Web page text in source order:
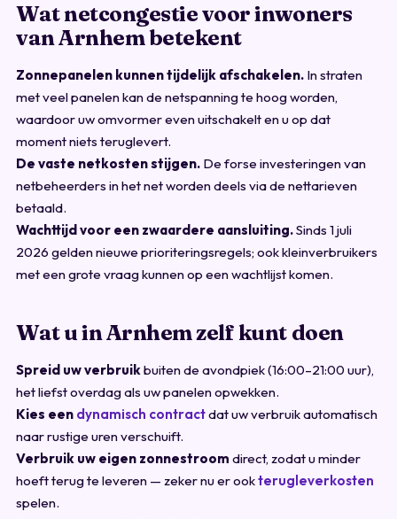
Wat netcongestie voor inwoners
van Arnhem betekent
Zonnepanelen kunnen tijdelijk afschakelen. In straten
met veel panelen kan de netspanning te hoog worden,
waardoor uw omvormer even uitschakelt en u op dat
moment niets teruglevert.
De vaste netkosten stijgen. De forse investeringen van
netbeheerders in het net worden deels via de nettarieven
betaald.
Wachttijd voor een zwaardere aansluiting.Sinds 1 juli
2026 gelden nieuwe prioriteringsregels; ook kleinverbruikers
met een grote vraag kunnen op een wachtlijst komen.
Wat u in Arnhem zelf kunt doen
Spreid uw verbruikbuiten de avondpiek (16:00–21:00 uur),
het liefst overdag als uw panelen opwekken.
Kies een dynamisch contractdat uw verbruik automatisch
naar rustige uren verschuift.
Verbruik uw eigen zonnestroom direct, zodat u minder
hoeft terug te leveren — zeker nu er ookterugleverkosten
spelen.